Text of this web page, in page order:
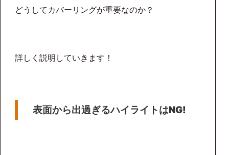
どうしてカバーリングが重要なのか？
詳しく説明していきます！
表面から出過ぎるハイライトはNG!